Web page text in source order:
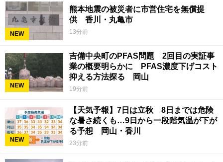
NEW
熊本地震の被災者に市営住宅を無償提
供 香川・丸亀市
13分前
NEW
吉備中央町のPFAS問題 2回目の実証事
業の概要明らかに PFAS濃度下げコスト
抑える方法探る 岡山
19分前
NEW
【天気予報】7日は立秋 8日までは危険
な暑さ続くも…9日から一段階気温が下が
る予想 岡山・香川
23分前